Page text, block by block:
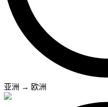
亚洲 → 欧洲